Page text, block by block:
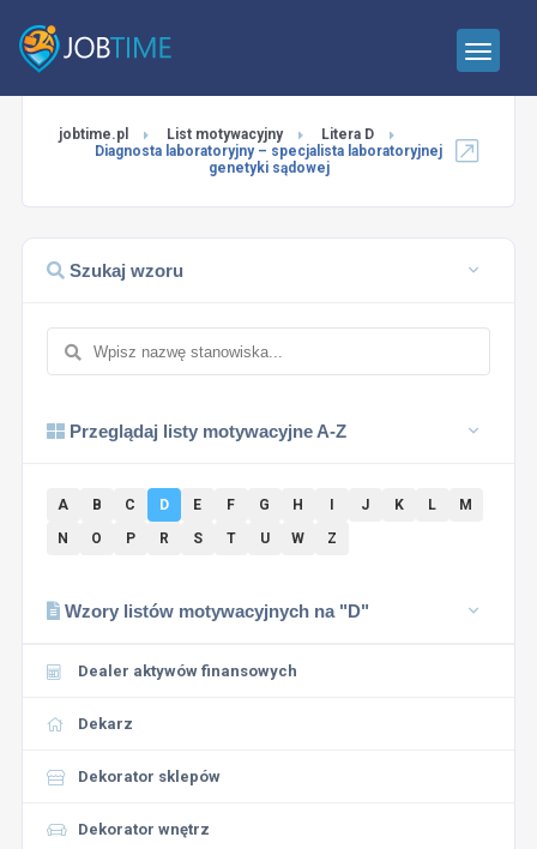
jobtime.pl List motywacyjny
Litera D
Diagnosta laboratoryjny – specjalista laboratoryjnej
genetyki sądowej
Szukaj wzoru
Przeglądaj listy motywacyjne A-Z
A B C D E F G H J K L
M
N
O P R S T U W Z
Wzory listów motywacyjnych na "D"
Dealer aktywów finansowych
Dekarz
Dekorator sklepów
Dekorator wnętrz